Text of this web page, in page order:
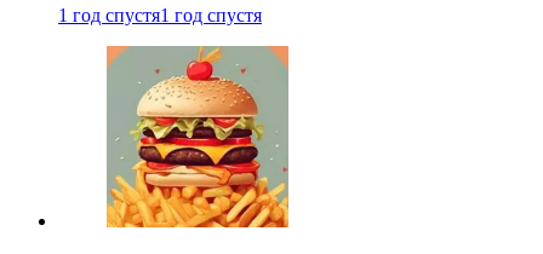
1 год спустя1 год спустя